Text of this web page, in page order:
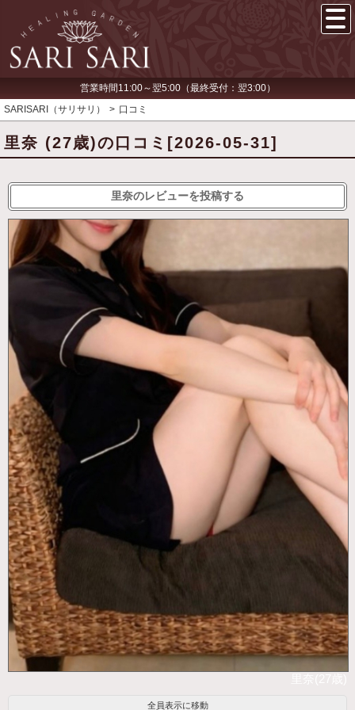
営業時間11:00～翌5:00（最終受付：翌3:00）
SARISARI（サリサリ）
口コミ
里奈 (27歳)の口コミ[2026-05-31]
里奈のレビューを投稿する
全員表示に移動